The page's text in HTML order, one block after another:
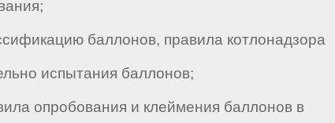
баллонов, правила котлонадзора
испытания баллонов;
опробования и клеймения баллонов в